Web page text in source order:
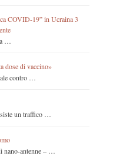
COVID-19” in Ucraina 3
…
dose di vaccino»
contro …
un traffico …
antenne – …